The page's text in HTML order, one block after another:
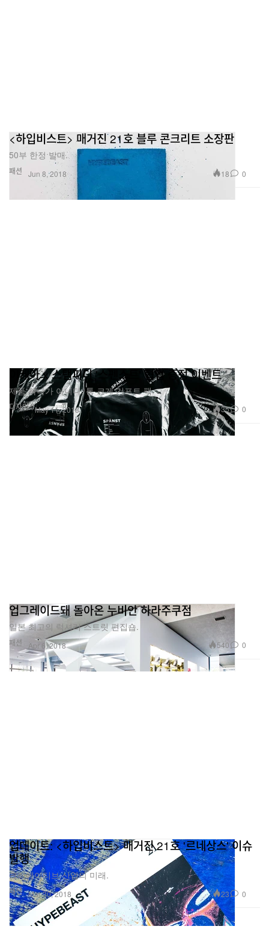
패션
<하입비스트> 매거진 21호 블루 콘크리트 소장판
50부 한정 발매.
Jun 8, 2018 18 0
디자인
이케아 x 스탬피디 '스펜스트' 협업 증정 이벤트
제품 하나가 아니다. 통 크게 기프트 팩.
May 11, 2018 35 0
패션
업그레이드돼 돌아온 누비안 하라주쿠점
일본 최고의 럭셔리 스트릿 편집숍.
Apr 6, 2018 540 0
패션
업데이트: <하입비스트> 매거진 21호 '르네상스' 이슈
발행
크리에이티브 산업의 미래.
Mar 30, 2018 23 0